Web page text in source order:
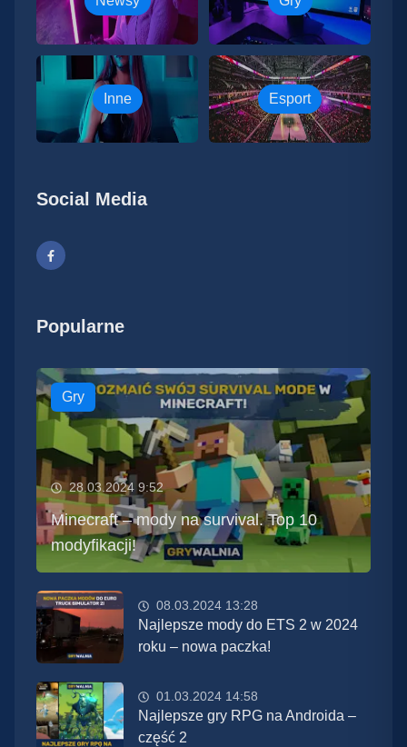
Inne Esport
Social Media
Popularne
Gry
28.03.2024 9:52
Minecraft – mody na survival. Top 10
modyfikacji!
08.03.2024 13:28
Najlepsze mody do ETS 2 w 2024
roku – nowa paczka!
01.03.2024 14:58
Najlepsze gry RPG na Androida –
część 2